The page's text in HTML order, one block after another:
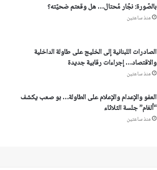
بالصّورة: نجّار مُحتال… هل وقعتم ضحيّته؟
منذ ساعتين
الصادرات اللبنانية إلى الخليج على طاولة الداخلية
والاقتصاد… إجراءات رقابية جديدة
منذ ساعتين
العفو والإعدام والإعلام على الطاولة… بو صعب يكشف
“ألغام” جلسة الثلاثاء
منذ ساعتين